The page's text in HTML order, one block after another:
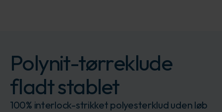
Polynit-tørreklude
fladt stablet
100% interlock-strikket polyesterklud uden løb